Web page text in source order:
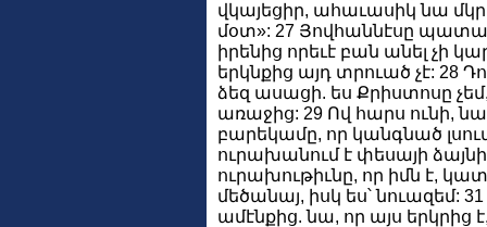
վկայեցիր, ահաւասիկ նա
մօտ»: 27 Յովհաննէսը
իրենից որեւէ բան անել չի
երկնքից այդ տրուած չէ: 28
ձեզ ասացի. ես Քրիստոսը
առաջից: 29 Ով հարս ունի,
բարեկամը, որ կանգնած
ուրախանում է փեսայի
ուրախութիւնը, որ իմն է,
մեծանայ, իսկ ես՝ նուազեմ:
ամէնքից. նա, որ այս երկրից